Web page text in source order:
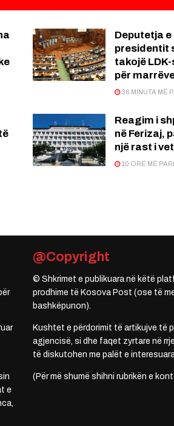
Deputetja e
presidentit
takojë
për
36 MINUTA MË
Reagim i
në Ferizaj,
një rast i
10 ORË MË
e
@Copyright
© Shkrimet e publikuara në këtë
prodhime të Kosova Post (ose të
bashkëpunon).
Kushtet e përdorimit të artikujve të
agjencisë, si dhe faqet zyrtare në
të diskutohen me palët e
(Për më shumë shihni rubrikën e